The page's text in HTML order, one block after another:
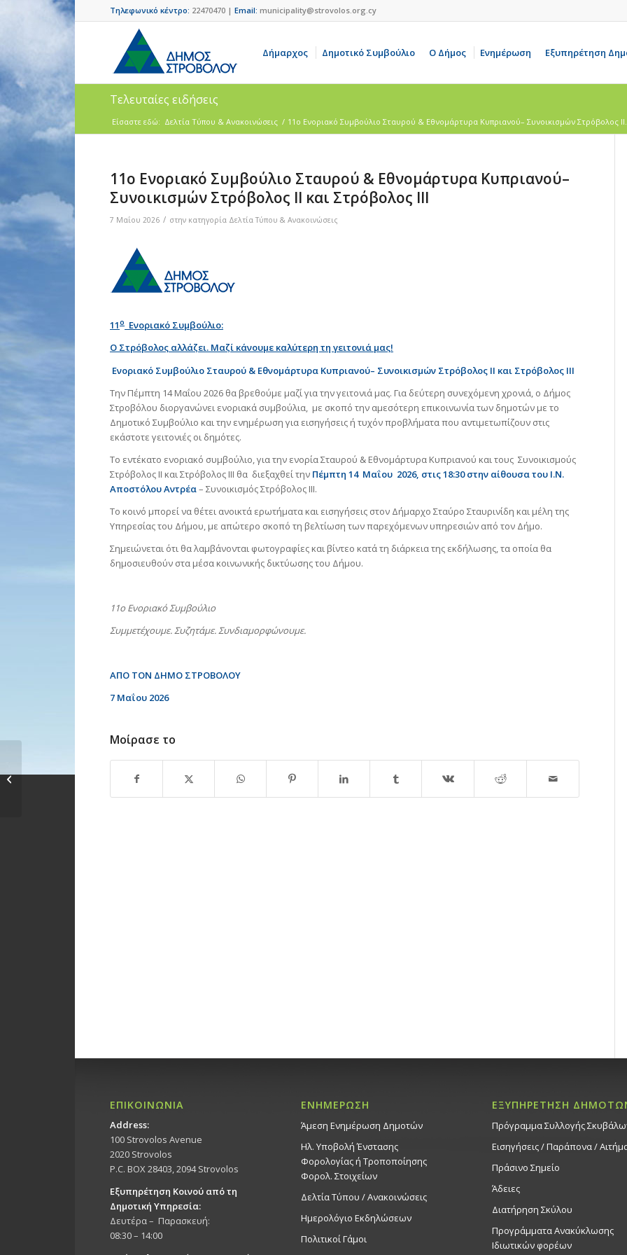
Τηλεφωνικό κέντρο: 22470470 | Email: municipality@strovolos.org.cy
Δήμαρχος Δημοτικό Συμβούλιο Ο Δήμος Ενημέρωση Εξυπηρέτηση
Τελευταίες ειδήσεις
Είσαστε εδώ: Δελτία Τύπου & Ανακοινώσεις / 11ο Ενοριακό Συμβούλιο Σταυρού & Εθνομάρτυρα Κυπριανού– Συνοικισμών Στρόβολος
11ο Ενοριακό Συμβούλιο Σταυρού & Εθνομάρτυρα Κυπριανού–
Συνοικισμών Στρόβολος ΙΙ και Στρόβολος ΙΙΙ
7 Μαΐου 2026 / στην κατηγορία Δελτία Τύπου & Ανακοινώσεις
11ο Ενοριακό Συμβούλιο:
Ο Στρόβολος αλλάζει. Μαζί κάνουμε καλύτερη τη γειτονιά μας!
Ενοριακό Συμβούλιο Σταυρού & Εθνομάρτυρα Κυπριανού– Συνοικισμών Στρόβολος ΙΙ και Στρόβολος ΙΙΙ
Την Πέμπτη 14 Μαΐου 2026 θα βρεθούμε μαζί για την γειτονιά μας. Για δεύτερη συνεχόμενη χρονιά, ο Δήμος
Στροβόλου διοργανώνει ενοριακά συμβούλια, με σκοπό την αμεσότερη επικοινωνία των δημοτών με το
Δημοτικό Συμβούλιο και την ενημέρωση για εισηγήσεις ή τυχόν προβλήματα που αντιμετωπίζουν στις
εκάστοτε γειτονιές οι δημότες.
Το εντέκατο ενοριακό συμβούλιο, για την ενορία Σταυρού & Εθνομάρτυρα Κυπριανού και τους Συνοικισμούς
Στρόβολος ΙΙ και Στρόβολος ΙΙΙ θα διεξαχθεί την Πέμπτη 14 Μαΐου 2026, στις 18:30 στην αίθουσα του Ι.Ν.
Αποστόλου Αντρέα– Συνοικισμός Στρόβολος ΙΙΙ.
Το κοινό μπορεί να θέτει ανοικτά ερωτήματα και εισηγήσεις στον Δήμαρχο Σταύρο Σταυρινίδη και μέλη της
Υπηρεσίας του Δήμου, με απώτερο σκοπό τη βελτίωση των παρεχόμενων υπηρεσιών από τον Δήμο.
Σημειώνεται ότι θα λαμβάνονται φωτογραφίες και βίντεο κατά τη διάρκεια της εκδήλωσης, τα οποία θα
δημοσιευθούν στα μέσα κοινωνικής δικτύωσης του Δήμου.
11ο Ενοριακό Συμβούλιο
Συμμετέχουμε. Συζητάμε. Συνδιαμορφώνουμε.
ΑΠΟ ΤΟΝ ΔΗΜΟ ΣΤΡΟΒΟΛΟΥ
7 Μαΐου 2026
Μοίρασε το
ΕΠΙΚΟΙΝΩΝΙΑ
Address:
100 Strovolos Avenue
2020 Strovolos
P.C. BOX 28403, 2094 Strovolos
Εξυπηρέτηση Κοινού από τη
Δημοτική Υπηρεσία:
Δευτέρα – Παρασκευή:
08:30 – 14:00
ΕΝΗΜΕΡΩΣΗ
Άμεση Ενημέρωση Δημοτών
Ηλ. Υποβολή Ένστασης
Φορολογίας ή Τροποποίησης
Φορολ. Στοιχείων
Δελτία Τύπου / Ανακοινώσεις
Ημερολόγιο Εκδηλώσεων
Πολιτικοί Γάμοι
ΕΞΥΠΗΡΕΤΗΣΗ
Πρόγραμμα Συλλογής
Εισηγήσεις / Παράπονα /
Πράσινο Σημείο
Άδειες
Διατήρηση Σκύλου
Προγράμματα Ανακύκλωσης
Ιδιωτικών φορέων
Θεατρική παράσταση
«Εκτός ελέγχου», στο